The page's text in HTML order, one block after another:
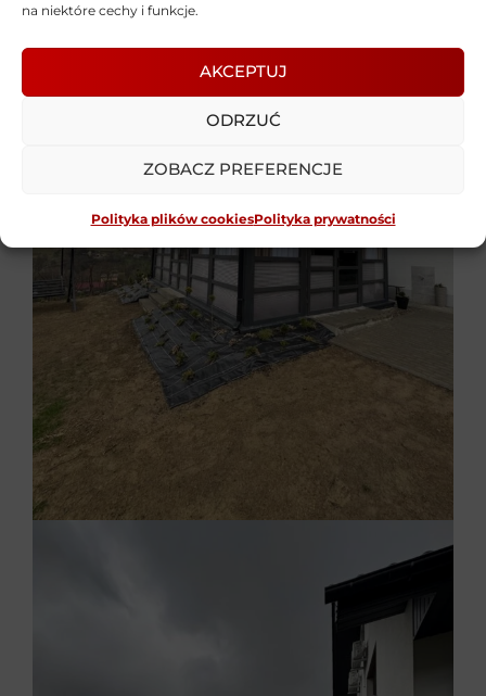
na niektóre cechy i funkcje.
AKCEPTUJ
ODRZUĆ
ZOBACZ PREFERENCJE
Polityka plików cookiesPolityka prywatności